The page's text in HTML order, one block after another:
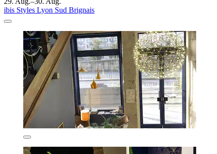
ibis Styles Lyon Sud Brignais